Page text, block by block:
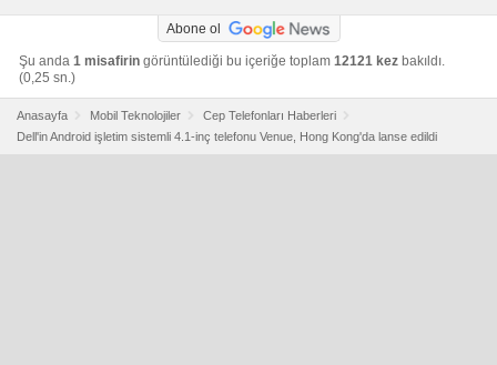
Abone ol
Şu anda 1 misafirin görüntülediği bu içeriğe toplam 12121 kez bakıldı.
(0,25 sn.)
Anasayfa Mobil Teknolojiler
Cep Telefonları Haberleri
Dell'in Android işletim sistemli 4.1-inç telefonu Venue, Hong Kong'da lanse edildi